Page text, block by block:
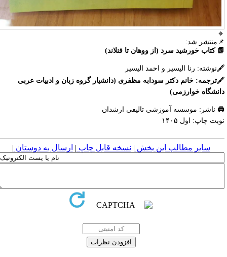
شد:
کتاب خورشید سرد (از ووهان تا فنلاند)
رنا الیسیر و احمد الیسیر
ترجمه: خانم دکتر سودابه مظفری (دانشیار گروه زبان و ادبیات عربی
خوارزمی)
ناشر: موسسه آموزشی تالیفی ارشدان
چاپ: اول ۱۴۰۵
سایر مطالب این بخش | نسخه قابل چاپ| ارسال به دوستان|